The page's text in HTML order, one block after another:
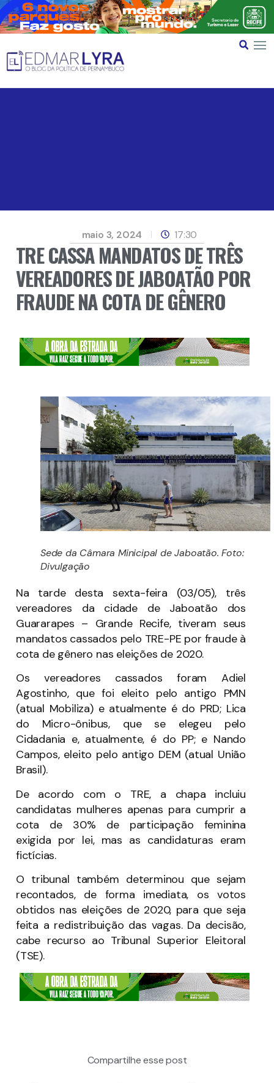
maio 3, 2024 17:30
TRE CASSA MANDATOS DE TRÊS
VEREADORES DE JABOATÃO POR
FRAUDE NA COTA DE GÊNERO
Sede da Câmara Minicipal de Jaboatão. Foto:
Divulgação
Na tarde desta sexta-feira (03/05), três
vereadores da cidade de Jaboatão dos
Guararapes – Grande Recife, tiveram seus
mandatos cassados pelo TRE-PE por fraude à
cota de gênero nas eleições de 2020.
Os vereadores cassados foram Adiel
Agostinho, que foi eleito pelo antigo PMN
(atual Mobiliza) e atualmente é do PRD; Lica
do Micro-ônibus, que se elegeu pelo
Cidadania e, atualmente, é do PP; e Nando
Campos, eleito pelo antigo DEM (atual União
Brasil).
De acordo com o TRE, a chapa incluiu
candidatas mulheres apenas para cumprir a
cota de 30% de participação feminina
exigida por lei, mas as candidaturas eram
fictícias.
O tribunal também determinou que sejam
recontados, de forma imediata, os votos
obtidos nas eleições de 2020, para que seja
feita a redistribuição das vagas. Da decisão,
cabe recurso ao Tribunal Superior Eleitoral
(TSE).
Compartilhe esse post